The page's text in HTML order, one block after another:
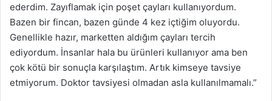
ederdim. Zayıflamak için poşet çayları kullanıyordum.
Bazen bir fincan, bazen günde 4 kez içtiğim oluyordu.
Genellikle hazır, marketten aldığım çayları tercih
ediyordum. İnsanlar hala bu ürünleri kullanıyor ama ben
çok kötü bir sonuçla karşılaştım. Artık kimseye tavsiye
etmiyorum. Doktor tavsiyesi olmadan asla kullanılmamalı.”